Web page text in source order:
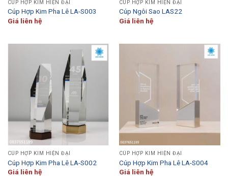
CÚP HỢP KIM HIỆN ĐẠI
Cúp Hợp Kim Pha Lê LA-S003
Giá liên hệ
CÚP HỢP KIM HIỆN ĐẠI
Cúp Ngôi Sao LAS22
Giá liên hệ
CÚP HỢP KIM HIỆN ĐẠI
Cúp Hợp Kim Pha Lê LA-S002
Giá liên hệ
CÚP HỢP KIM HIỆN ĐẠI
Cúp Hợp Kim Pha Lê LA-S004
Giá liên hệ